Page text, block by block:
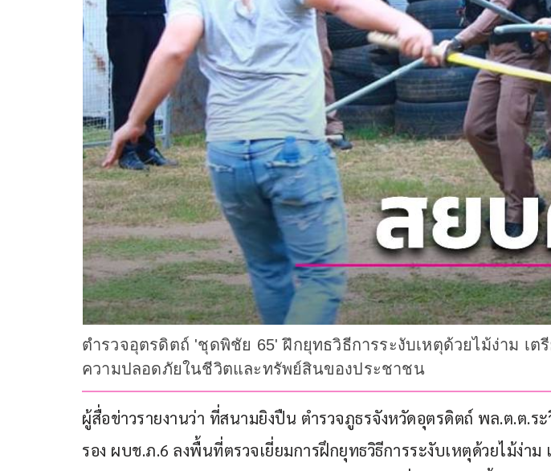
ตำรวจอุตรดิตถ์ 'ชุดพิชัย 65' ฝึกยุทธวิธีการระงับเหตุด้วยไม้ง่าม
ความปลอดภัยในชีวิตและทรัพย์สินของประชาชน
ผู้สื่อข่าวรายงานว่า ที่สนามยิงปืน ตำรวจภูธรจังหวัดอุตรดิตถ์ พล.ต.ต.ร
รอง ผบช.ภ.6 ลงพื้นที่ตรวจเยี่ยมการฝึกยุทธวิธีการระงับเหตุด้วยไม้ง่าม